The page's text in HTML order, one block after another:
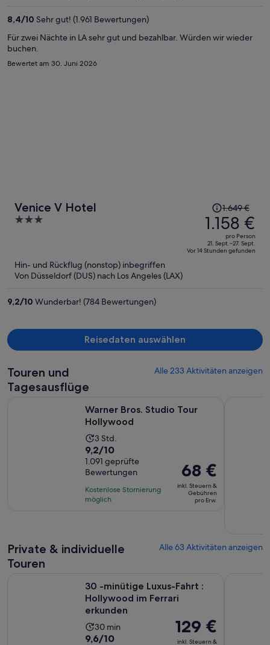
Person
8,4/10 Sehr gut! (1.961 Bewertungen)
Für zwei Nächte in LA sehr gut und bezahlbar. Würden wir wieder
buchen.
Bewertet am 30. Juni 2026
Venice V Hotel
3
Der
Preis
betrug
1.649 €,
jetzt
1.649 €
1.158 €
pro Person
21. Sept.–27. Sept.
Vor 14 Stunden gefunden
Hin- und Rückflug (nonstop) inbegriffen
Von Düsseldorf (DUS) nach Los Angeles (LAX)
9,2/10 Wunderbar! (784 Bewertungen)
Reisedaten auswählen
Touren und
Tagesausflüge
Alle 233 Aktivitäten anzeigen
Warner Bros. Studio Tour
Hollywood
Die
Aktivität
dauert
3
Stunden
3 Std.
9.2
von
10,
basierend
auf
9,2/10
1.091 geprüfte
Bewertungen
Kostenlose Stornierung
möglich
Der
Preis
beträgt
68 €
68 €
inkl. Steuern &
Gebühren
pro Erw.
Private & individuelle
Touren
Alle 63 Aktivitäten anzeigen
30 -minütige Luxus-Fahrt :
Hollywood im Ferrari
erkunden
Die
Aktivität
30 min
9.6
9,6/10
Der
Preis
129 €
inkl. Steuern &